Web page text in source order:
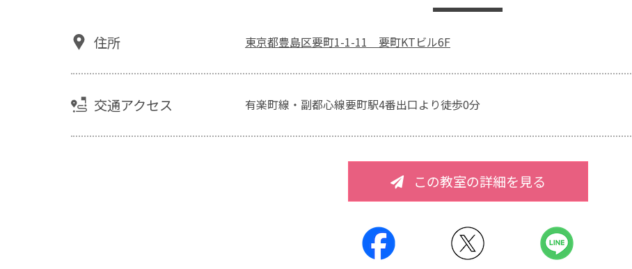
住所 東京都豊島区要町1-1-11 要町KTビル6F
交通アクセス 有楽町線・副都心線要町駅4番出口より徒歩0分
この教室の詳細を見る